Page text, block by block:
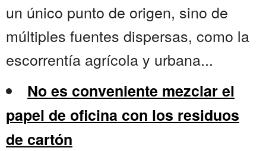
un único punto de origen, sino de
múltiples fuentes dispersas, como la
escorrentía agrícola y urbana...
No es conveniente mezclar el
papel de oficina con los residuos
de cartón